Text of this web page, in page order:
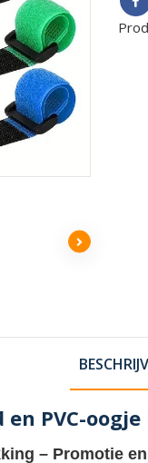
PVC-
– Promotie